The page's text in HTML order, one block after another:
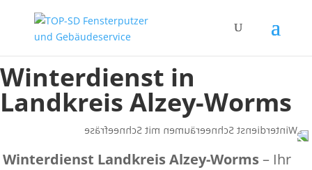
Winterdienst in
Landkreis Alzey-Worms
Winterdienst Landkreis Alzey-Worms– Ihr